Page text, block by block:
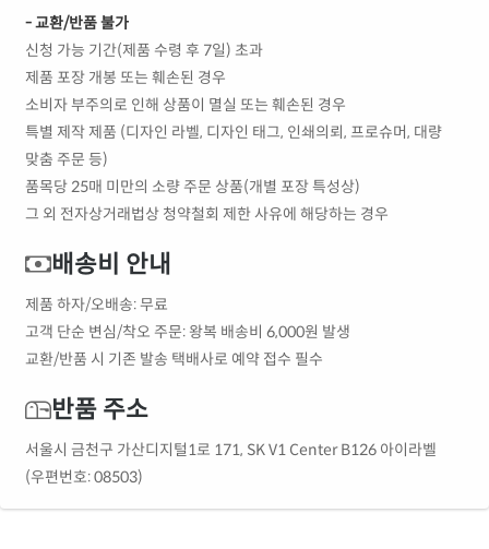
- 교환/반품 불가
신청 가능 기간(제품 수령 후 7일) 초과
제품 포장 개봉 또는 훼손된 경우
소비자 부주의로 인해 상품이 멸실 또는 훼손된 경우
특별 제작 제품 (디자인 라벨, 디자인 태그, 인쇄의뢰, 프로슈머, 대량
맞춤 주문 등)
품목당 25매 미만의 소량 주문 상품(개별 포장 특성상)
그 외 전자상거래법상 청약철회 제한 사유에 해당하는 경우
배송비 안내
제품 하자/오배송: 무료
고객 단순 변심/착오 주문: 왕복 배송비 6,000원 발생
교환/반품 시 기존 발송 택배사로 예약 접수 필수
반품 주소
서울시 금천구 가산디지털1로 171, SK V1 Center B126 아이라벨
(우편번호: 08503)